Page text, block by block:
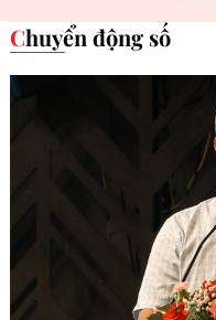
Chuyển động số